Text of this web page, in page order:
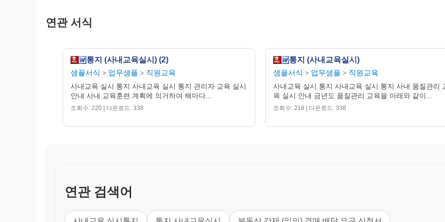
연관 서식
통지 (사내교육실시) (2)
샘플서식 > 업무샘플 > 직원교육
사내교육 실시 통지 사내교육 실시 통지 관리자 교육 실시
안내 사내 교육훈련 계획에 의거하여 해마다...
조회수: 220 | 다운로드: 338
통지 (사내교육실시)
샘플서식 > 업무샘플 > 직원교육
사내교육 실시 통지 사내교육 실시 통지 사내 품질관리
육 실시 안내 금년도 품질관리 교육을 아래와 같이...
조회수: 218 | 다운로드: 338
연관 검색어